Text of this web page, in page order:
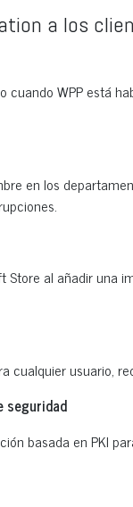
a los
WPP está
en los
al añadir una
cualquier usuario,
seguridad
basada en PKI